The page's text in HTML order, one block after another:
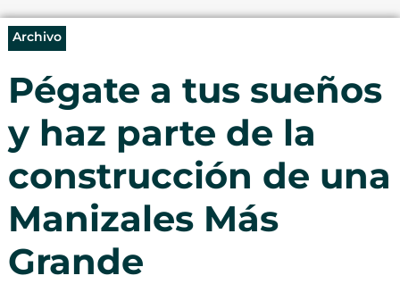
Archivo
Pégate a tus sueños
y haz parte de la
construcción de una
Manizales Más
Grande